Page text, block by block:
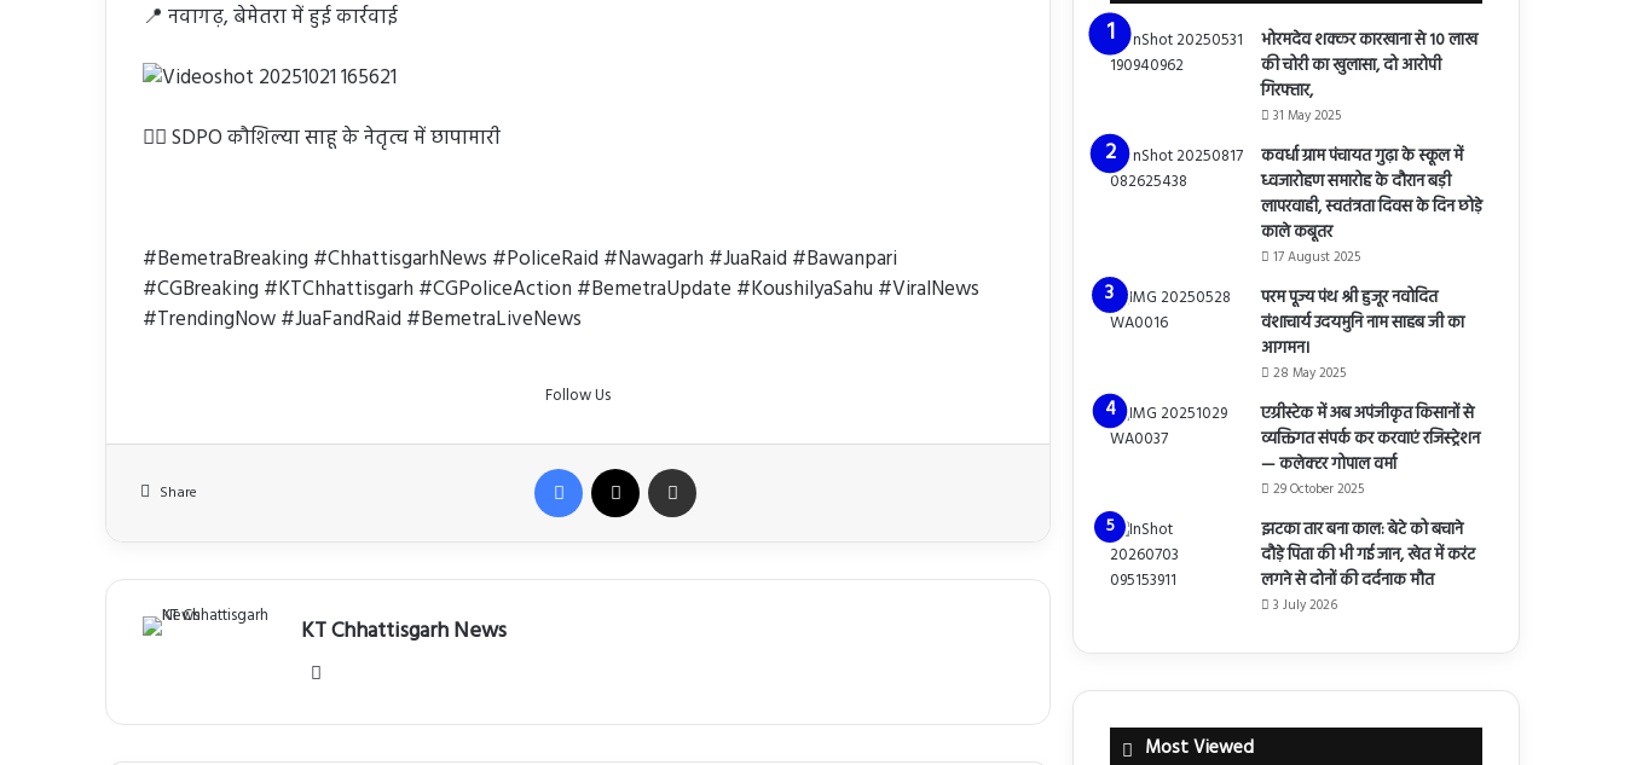
📍 नवागढ़, बेमेतरा में हुई कार्रवाई
👮‍♀️ SDPO कौशिल्या साहू के नेतृत्व में छापामारी
#BemetraBreaking #ChhattisgarhNews #PoliceRaid #Nawagarh #JuaRaid #Bawanpari
#CGBreaking #KTChhattisgarh #CGPoliceAction #BemetraUpdate #KoushilyaSahu #ViralNews
#TrendingNow #JuaFandRaid #BemetraLiveNews
Follow Us
Share
Facebook
KT Chhattisgarh News
भोरमदेव शक्कर कारखाना से 10 लाख
की चोरी का खुलासा, दो आरोपी
गिरफ्तार,
31 May 2025
कवर्धा ग्राम पंचायत गुढ़ा के स्कूल में
ध्वजारोहण समारोह के दौरान बड़ी
लापरवाही, स्वतंत्रता दिवस के दिन छोड़े
काले कबूतर
17 August 2025
परम पूज्य पंथ श्री हुजूर नवोदित
वंशाचार्य उदयमुनि नाम साहब जी का
आगमन।
28 May 2025
एग्रीस्टेक में अब अपंजीकृत किसानों से
व्यक्तिगत संपर्क कर करवाएं रजिस्ट्रेशन
— कलेक्टर गोपाल वर्मा
29 October 2025
झटका तार बना काल: बेटे को बचाने
दौड़े पिता की भी गई जान, खेत में करंट
लगने से दोनों की दर्दनाक मौत
3 July 2026
Most Viewed